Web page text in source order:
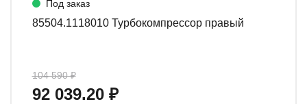
Под заказ
85504.1118010 Турбокомпрессор правый
104 590 ₽
92 039.20 ₽